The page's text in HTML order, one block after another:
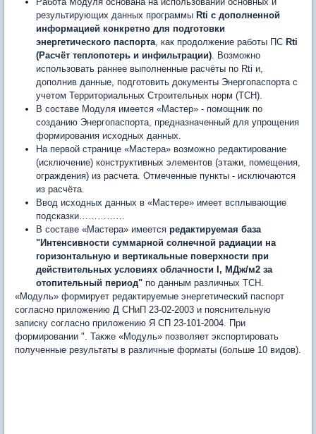
результирующих данных программы Rti с дополненной
информацией конкретно для подготовки
энергетического паспорта, как продолжение работы ПС Rti
(Расчёт теплопотерь и инфильтрации). Возможно
использовать раннее выполненные расчёты по Rti и,
дополнив данные, подготовить документы Энергопаспорта с
учетом Территориальных Строительных норм (ТСН).
В составе Модуля имеется «Мастер» - помощник по
созданию Энергопаспорта, предназначенный для упрощения
формирования исходных данных.
На первой странице «Мастера» возможно редактирование
(исключение) конструктивных элементов (этажи, помещения,
ограждения) из расчета. Отмеченные пункты - исключаются
из расчёта.
Ввод исходных данных в «Мастере» имеет всплывающие
подсказки……………
В составе «Мастера» имеется редактируемая база
"Интенсивности суммарной солнечной радиации на
горизонтальную и вертикальные поверхности при
действительных условиях облачности I, МДж/м2 за
отопительный период" по данным различных ТСН.
«Модуль» формирует редактируемые энергетический паспорт
согласно приложению Д СНиП 23-02-2003 и пояснительную
записку согласно приложению Я СП 23-101-2004. При
формировании ". Также «Модуль» позволяет экспортировать
полученные результаты в различные форматы (больше 10 видов).